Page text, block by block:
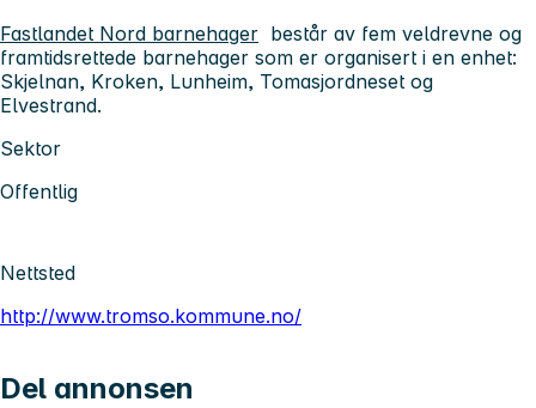
Fastlandet Nord barnehager består av fem veldrevne og
framtidsrettede barnehager som er organisert i en enhet:
Skjelnan, Kroken, Lunheim, Tomasjordneset og
Elvestrand.
Sektor
Offentlig
Nettsted
http://www.tromso.kommune.no/
Del annonsen